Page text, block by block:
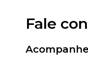
Fale